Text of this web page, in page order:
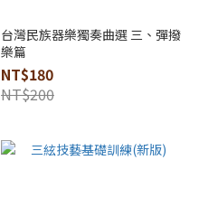
台灣民族器樂獨奏曲選 三、彈撥
樂篇
NT$180
NT$200